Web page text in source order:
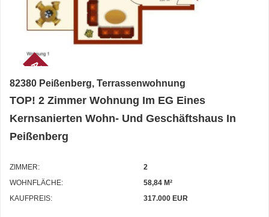
AKTUELL
TOP! 2 Zimmer Wohnung Im EG Eines
Kernsanierten Wohn- Und Geschäftshaus In
Peißenberg
82380 Peißenberg, Terrassenwohnung
ZIMMER:
2
WOHNFLÄCHE:
58,84 M²
KAUFPREIS:
317.000 EUR